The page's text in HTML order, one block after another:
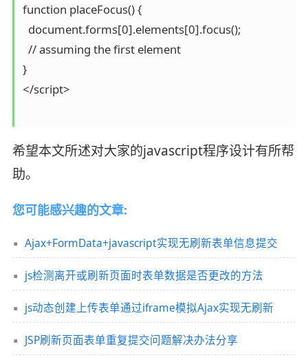
function placeFocus() {
  document.forms[0].elements[0].focus();
  // assuming the first element
}
</script>
希望本文所述对大家的javascript程序设计有所帮
助。
您可能感兴趣的文章:
Ajax+FormData+javascript实现无刷新表单信息提交
js检测离开或刷新页面时表单数据是否更改的方法
js动态创建上传表单通过iframe模拟Ajax实现无刷新
JSP刷新页面表单重复提交问题解决办法分享